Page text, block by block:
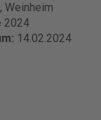
Weinheim
2024
14.02.2024